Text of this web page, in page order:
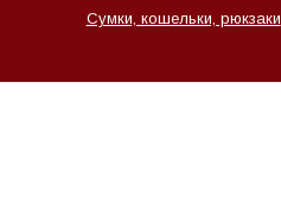
Сумки, кошельки, рюкзаки